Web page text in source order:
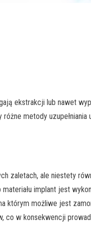
ekstrakcji lub nawet
metody
zaletach, ale niestety
implant jest
którym możliwe jest
co w konsekwencji